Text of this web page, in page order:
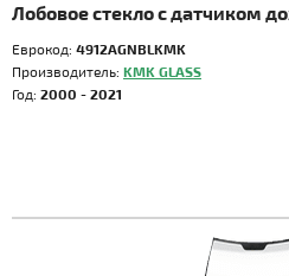
Лобовое стекло с датчиком
Еврокод: 4912AGNBLKMK
Производитель: KMK GLASS
Год: 2000 - 2021